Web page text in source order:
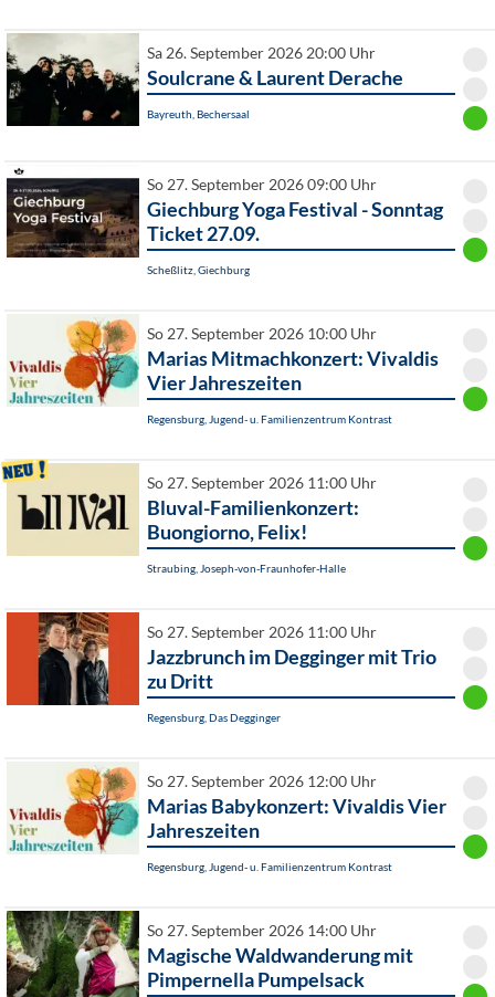
Sa 26. September 2026 20:00 Uhr
Soulcrane & Laurent Derache
Bayreuth, Bechersaal
So 27. September 2026 09:00 Uhr
Giechburg Yoga Festival - Sonntag
Ticket 27.09.
Scheßlitz, Giechburg
So 27. September 2026 10:00 Uhr
Marias Mitmachkonzert: Vivaldis
Vier Jahreszeiten
Regensburg, Jugend- u. Familienzentrum Kontrast
So 27. September 2026 11:00 Uhr
Bluval-Familienkonzert:
Buongiorno, Felix!
Straubing, Joseph-von-Fraunhofer-Halle
So 27. September 2026 11:00 Uhr
Jazzbrunch im Degginger mit Trio
zu Dritt
Regensburg, Das Degginger
So 27. September 2026 12:00 Uhr
Marias Babykonzert: Vivaldis Vier
Jahreszeiten
Regensburg, Jugend- u. Familienzentrum Kontrast
So 27. September 2026 14:00 Uhr
Magische Waldwanderung mit
Pimpernella Pumpelsack